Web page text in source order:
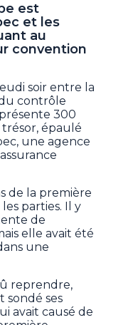
est
et les
au
convention
soir entre la
contrôle
300
épaulé
une agence
de la première
parties. Il y
de
elle avait été
une
reprendre,
sondé ses
avait causé de